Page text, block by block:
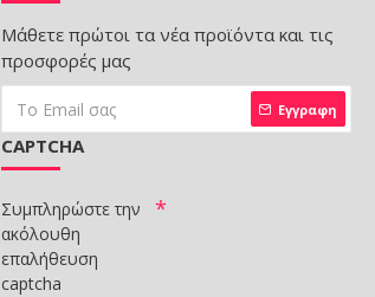
Μάθετε πρώτοι τα νέα προϊόντα και τις
προσφορές μας
Εγγραφη
CAPTCHA
Συμπληρώστε την
ακόλουθη
επαλήθευση
captcha